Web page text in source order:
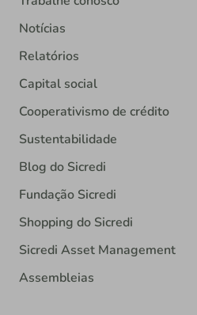
Notícias
Relatórios
Capital social
Cooperativismo de crédito
Sustentabilidade
Blog do Sicredi
Fundação Sicredi
Shopping do Sicredi
Sicredi Asset Management
Assembleias